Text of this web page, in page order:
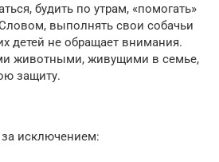
будить по утрам, «помогать»
выполнять свои собачьи
детей не обращает внимания.
животными, живущими в семье,
защиту.
исключением: